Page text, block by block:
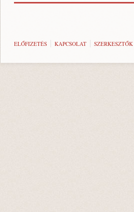
ELŐFIZETÉS KAPCSOLAT SZERKESZTŐK